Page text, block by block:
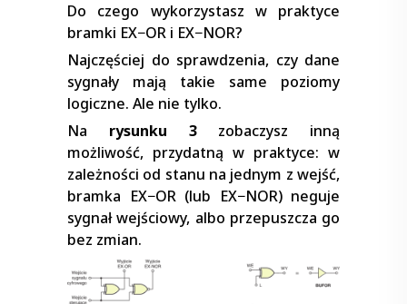
Do czego wykorzystasz w praktyce
bramki EX−OR i EX−NOR?
Najczęściej do sprawdzenia, czy dane
sygnały mają takie same poziomy
logiczne. Ale nie tylko.
Na rysunku 3zobaczysz inną
możliwość, przydatną w praktyce: w
zależności od stanu na jednym z wejść,
bramka EX−OR (lub EX−NOR) neguje
sygnał wejściowy, albo przepuszcza go
bez zmian.